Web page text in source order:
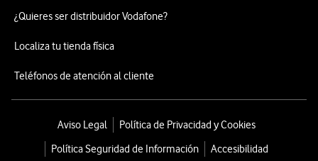
¿Quieres ser distribuidor Vodafone?
Localiza tu tienda física
Teléfonos de atención al cliente
Aviso Legal
Política de Privacidad y Cookies
Política Seguridad de Información
Accesibilidad